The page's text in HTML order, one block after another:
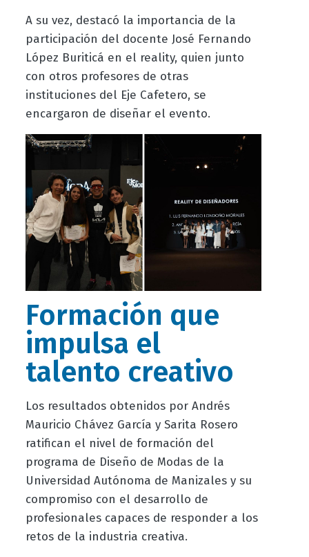
A su vez, destacó la importancia de la
participación del docente José Fernando
López Buriticá en el reality, quien junto
con otros profesores de otras
instituciones del Eje Cafetero, se
encargaron de diseñar el evento.
Formación que
impulsa el
talento creativo
Los resultados obtenidos por Andrés
Mauricio Chávez García y Sarita Rosero
ratifican el nivel de formación del
programa de Diseño de Modas de la
Universidad Autónoma de Manizales y su
compromiso con el desarrollo de
profesionales capaces de responder a los
retos de la industria creativa.